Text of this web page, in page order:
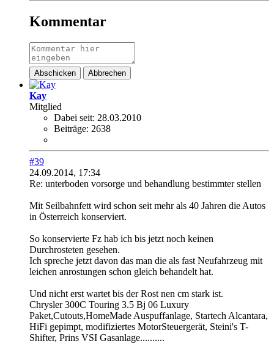
Kommentar
Abschicken Abbrechen
Kay
Mitglied
Dabei seit: 28.03.2010
Beiträge: 2638
#39
24.09.2014, 17:34
Re: unterboden vorsorge und behandlung bestimmter stellen
Mit Seilbahnfett wird schon seit mehr als 40 Jahren die Autos
in Österreich konserviert.
So konservierte Fz hab ich bis jetzt noch keinen
Durchrosteten gesehen.
Ich spreche jetzt davon das man die als fast Neufahrzeug mit
leichen anrostungen schon gleich behandelt hat.
Und nicht erst wartet bis der Rost nen cm stark ist.
Chrysler 300C Touring 3.5 Bj 06 Luxury
Paket,Cutouts,HomeMade Auspuffanlage, Startech Alcantara,
HiFi gepimpt, modifiziertes MotorSteuergerät, Steini's T-
Shifter, Prins VSI Gasanlage..........